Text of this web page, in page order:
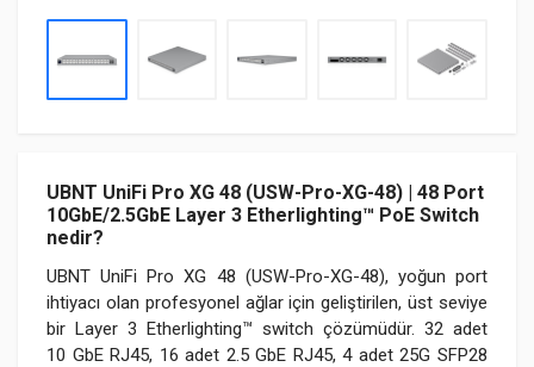
UBNT UniFi Pro XG 48 (USW-Pro-XG-48) | 48 Port
10GbE/2.5GbE Layer 3 Etherlighting™ PoE Switch
nedir?
UBNT UniFi Pro XG 48 (USW-Pro-XG-48), yoğun port
ihtiyacı olan profesyonel ağlar için geliştirilen, üst seviye
bir Layer 3 Etherlighting™ switch çözümüdür. 32 adet
10 GbE RJ45, 16 adet 2.5 GbE RJ45, 4 adet 25G SFP28